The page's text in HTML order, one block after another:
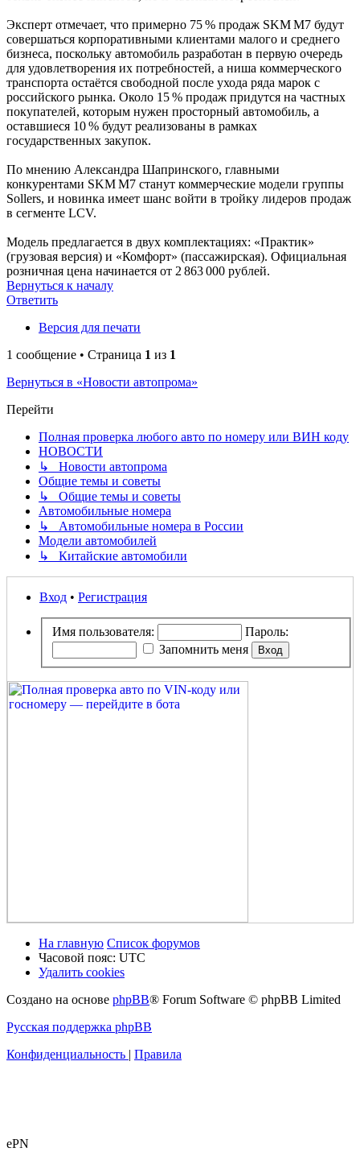
Эксперт отмечает, что примерно 75 % продаж SKM M7 будут
совершаться корпоративными клиентами малого и среднего
бизнеса, поскольку автомобиль разработан в первую очередь
для удовлетворения их потребностей, а ниша коммерческого
транспорта остаётся свободной после ухода ряда марок с
российского рынка. Около 15 % продаж придутся на частных
покупателей, которым нужен просторный автомобиль, а
оставшиеся 10 % будут реализованы в рамках
государственных закупок.
По мнению Александра Шапринского, главными
конкурентами SKM M7 станут коммерческие модели группы
Sollers, и новинка имеет шанс войти в тройку лидеров продаж
в сегменте LCV.
Модель предлагается в двух комплектациях: «Практик»
(грузовая версия) и «Комфорт» (пассажирская). Официальная
розничная цена начинается от 2 863 000 рублей.
Вернуться к началу
Ответить
Версия для печати
1 сообщение • Страница 1 из 1
Вернуться в «Новости автопрома»
Перейти
Полная проверка любого авто по номеру или ВИН коду
НОВОСТИ
↳ Новости автопрома
Общие темы и советы
↳ Общие темы и советы
Автомобильные номера
↳ Автомобильные номера в России
Модели автомобилей
↳ Китайские автомобили
Вход • Регистрация
Имя пользователя:
Пароль:
Запомнить меня
На главную Список форумов
Часовой пояс: UTC
Удалить cookies
Создано на основе phpBB® Forum Software © phpBB Limited
Русская поддержка phpBB
Конфиденциальность | Правила
ePN